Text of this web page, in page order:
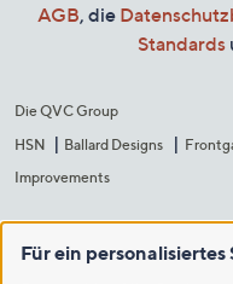
AGB, die
Standards
Die QVC Group
HSN
Ballard Designs
Improvements
Für ein